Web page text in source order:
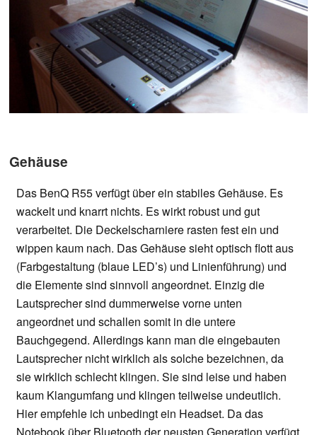
Gehäuse
Das BenQ R55 verfügt über ein stabiles Gehäuse. Es
wackelt und knarrt nichts. Es wirkt robust und gut
verarbeitet. Die Deckelscharniere rasten fest ein und
wippen kaum nach. Das Gehäuse sieht optisch flott aus
(Farbgestaltung (blaue LED’s) und Linienführung) und
die Elemente sind sinnvoll angeordnet. Einzig die
Lautsprecher sind dummerweise vorne unten
angeordnet und schallen somit in die untere
Bauchgegend. Allerdings kann man die eingebauten
Lautsprecher nicht wirklich als solche bezeichnen, da
sie wirklich schlecht klingen. Sie sind leise und haben
kaum Klangumfang und klingen teilweise undeutlich.
Hier empfehle ich unbedingt ein Headset. Da das